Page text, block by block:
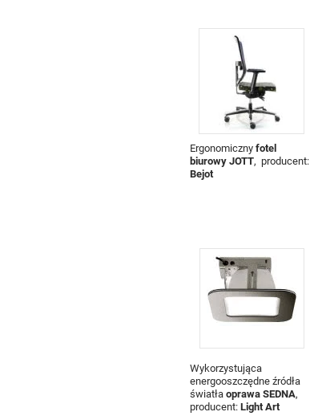
Ergonomiczny fotel
biurowy JOTT, producent:
Bejot
Wykorzystująca
energooszczędne źródła
światła oprawa SEDNA,
producent: Light Art